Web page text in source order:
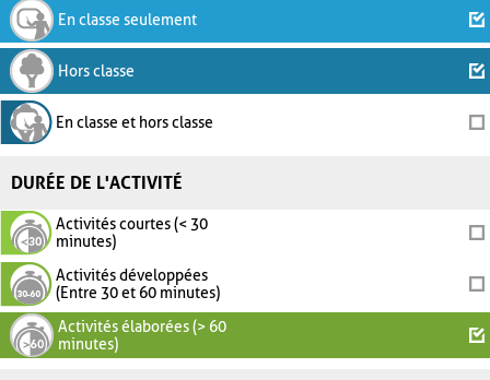
En classe seulement
Hors classe
En classe et hors classe
DURÉE DE L'ACTIVITÉ
Activités courtes (< 30
minutes)
Activités développées
(Entre 30 et 60 minutes)
Activités élaborées (> 60
minutes)